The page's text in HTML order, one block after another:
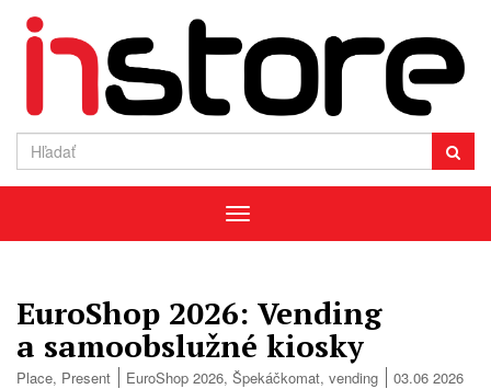
Menu
EuroShop 2026: Vending
a samoobslužné kiosky
Place, Present EuroShop 2026, Špekáčkomat, vending 03.06 2026